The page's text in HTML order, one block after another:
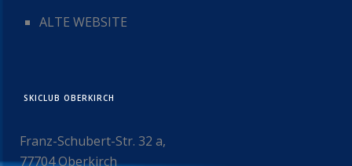
ALTE WEBSITE
SKICLUB OBERKIRCH
Franz-Schubert-Str. 32 a,
77704 Oberkirch